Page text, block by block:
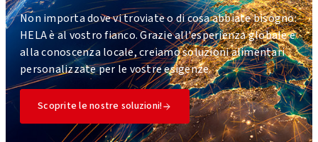
Non importa dove vi troviate o di cosa abbiate bisogno:
HELA è al vostro fianco. Grazie all'esperienza globale e
alla conoscenza locale, creiamo soluzioni alimentari
personalizzate per le vostre esigenze.
Scoprite le nostre soluzioni!